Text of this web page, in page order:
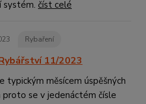
systém. číst celé
Rybaření
11/2023
typickým měsícem úspěšných
proto se v jedenáctém čísle